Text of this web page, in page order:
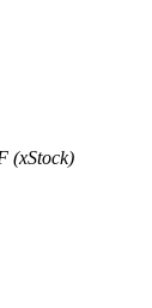
bilgi edinin
(xStock)